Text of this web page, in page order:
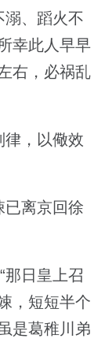
、蹈火不
幸此人早早
右，必祸乱
，以儆效
离京回徐
日皇上召
，短短半个
是葛稚川弟